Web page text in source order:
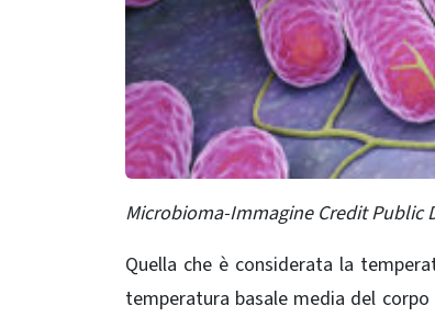
Microbioma-Immagine Credit Public
Quella che è considerata la
temperatura basale media del